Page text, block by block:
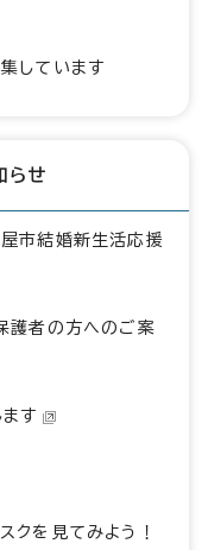
しています
らせ
市結婚新生活応援
護者の方へのご案
す
クを見てみよう！